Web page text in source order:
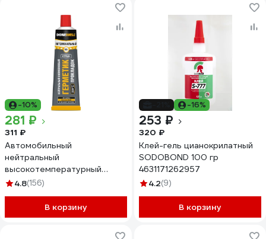
-10%
281 ₽
311 ₽
Автомобильный
нейтральный
высокотемпературный
герметик DONEWELL
4.8(156)
В корзину
-16%
253 ₽
320 ₽
Клей-гель цианокрилатный
SODOBOND 100 гр
4631171262957
4.2(9)
В корзину